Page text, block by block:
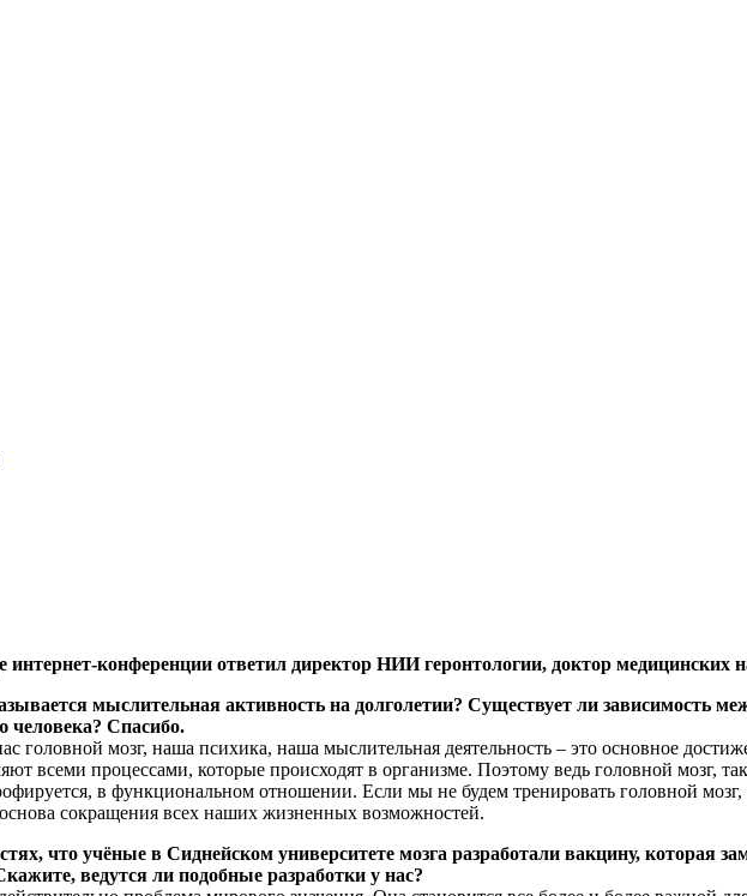
интернет-конференции ответил директор НИИ геронтологии, доктор
мыслительная активность на долголетии? Существует ли зависимость
человека? Спасибо.
головной мозг, наша психика, наша мыслительная деятельность – это основное
всеми процессами, которые происходят в организме. Поэтому ведь головной мозг,
в функциональном отношении. Если мы не будем тренировать головной мозг,
сокращения всех наших жизненных возможностей.
что учёные в Сиднейском университете мозга разработали вакцину, которая
ведутся ли подобные разработки у нас?